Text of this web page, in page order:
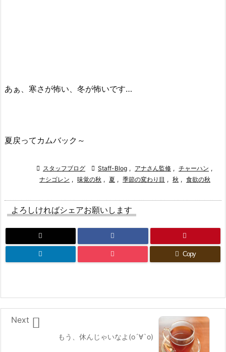
あぁ、寒さが怖い、冬が怖いです…
夏戻ってカムバック～
 スタッフブログ  Staff-Blog , アナさん監修 , チャーハン ,
ナシゴレン , 味覚の秋 , 夏 , 季節の変わり目 , 秋 , 食欲の秋
よろしければシェアお願いします
Copy
もう、休んじゃいなよ(о´∀`о)

Next